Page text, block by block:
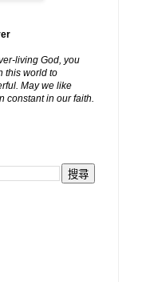
living God, you
this world to
May we like
constant in our faith.